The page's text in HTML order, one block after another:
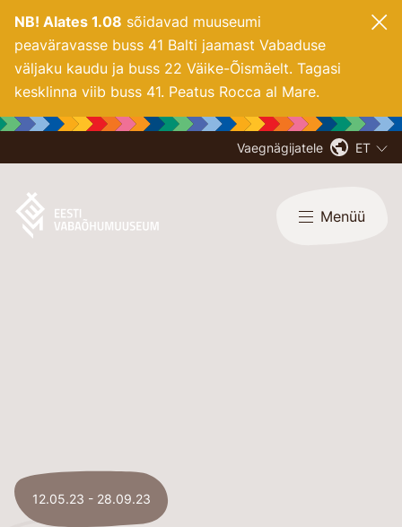
NB! Alates 1.08 sõidavad muuseumi
peaväravasse buss 41 Balti jaamast Vabaduse
väljaku kaudu ja buss 22 Väike-Õismäelt. Tagasi
kesklinna viib buss 41. Peatus Rocca al Mare.
Vaegnägijatele ET
Menüü
12.05.23 - 28.09.23